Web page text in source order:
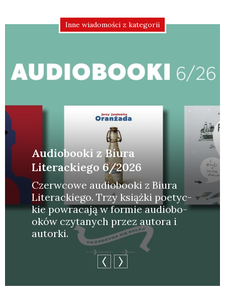
Inne wiadomości z kategorii
Audiobooki z Biura
Literackiego 6/2026
Czerw­co­we audio­bo­oki z Biu­ra
Lite­rac­kie­go. Trzy książ­ki poetyc­
kie powra­ca­ją w for­mie audio­bo­
oków czy­ta­nych przez auto­ra i
autor­ki.